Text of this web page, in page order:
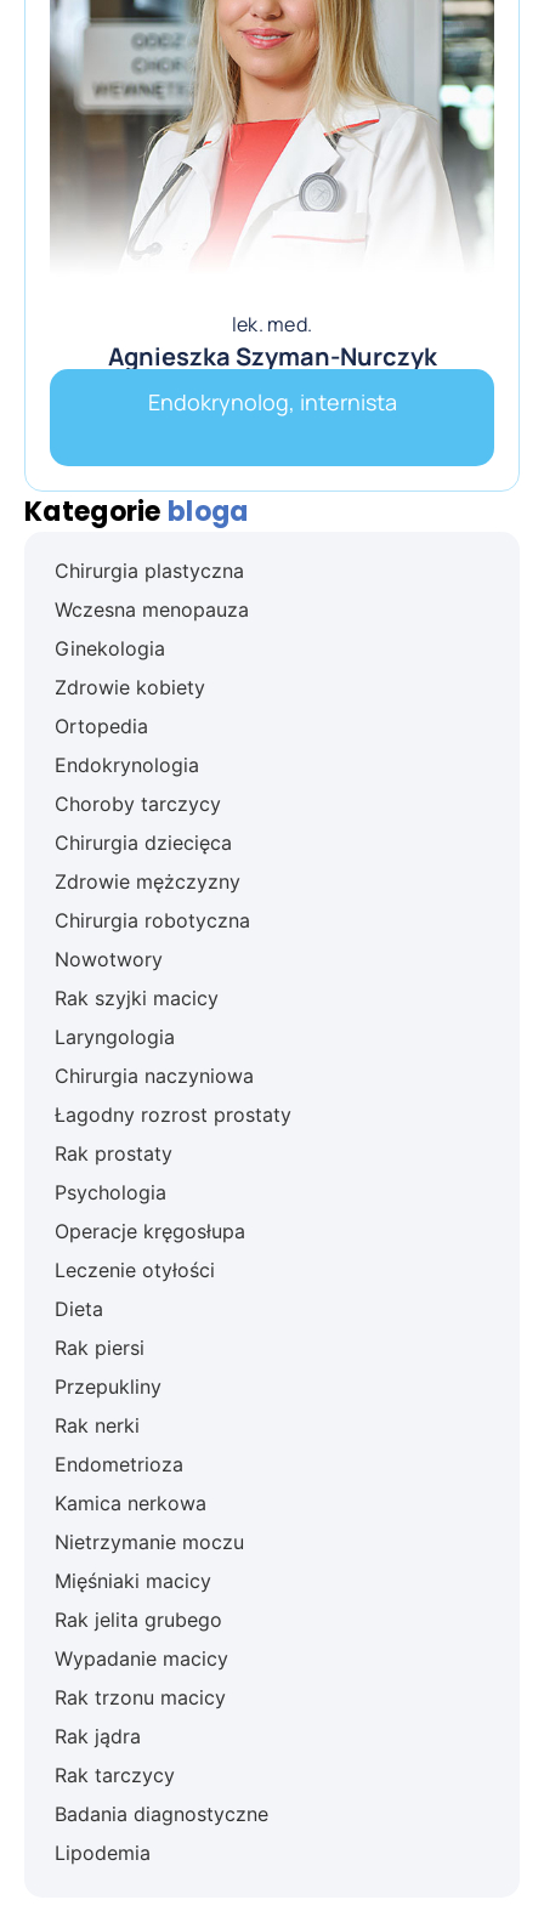
lek. med.
Agnieszka Szyman-Nurczyk
Endokrynolog, internista
Kategorie bloga
Chirurgia plastyczna
Wczesna menopauza
Ginekologia
Zdrowie kobiety
Ortopedia
Endokrynologia
Choroby tarczycy
Chirurgia dziecięca
Zdrowie mężczyzny
Chirurgia robotyczna
Nowotwory
Rak szyjki macicy
Laryngologia
Chirurgia naczyniowa
Łagodny rozrost prostaty
Rak prostaty
Psychologia
Operacje kręgosłupa
Leczenie otyłości
Dieta
Rak piersi
Przepukliny
Rak nerki
Endometrioza
Kamica nerkowa
Nietrzymanie moczu
Mięśniaki macicy
Rak jelita grubego
Wypadanie macicy
Rak trzonu macicy
Rak jądra
Rak tarczycy
Badania diagnostyczne
Lipodemia